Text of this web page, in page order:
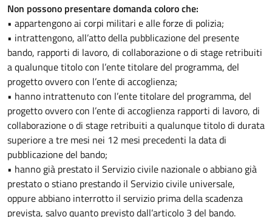
Non possono presentare domanda coloro che:
• appartengono ai corpi militari e alle forze di polizia;
• intrattengono, all’atto della pubblicazione del presente
bando, rapporti di lavoro, di collaborazione o di stage retribuiti
a qualunque titolo con l’ente titolare del programma, del
progetto ovvero con l’ente di accoglienza;
• hanno intrattenuto con l’ente titolare del programma, del
progetto ovvero con l’ente di accoglienza rapporti di lavoro, di
collaborazione o di stage retribuiti a qualunque titolo di durata
superiore a tre mesi nei 12 mesi precedenti la data di
pubblicazione del bando;
• hanno già prestato il Servizio civile nazionale o abbiano già
prestato o stiano prestando il Servizio civile universale,
oppure abbiano interrotto il servizio prima della scadenza
prevista, salvo quanto previsto dall’articolo 3 del bando.